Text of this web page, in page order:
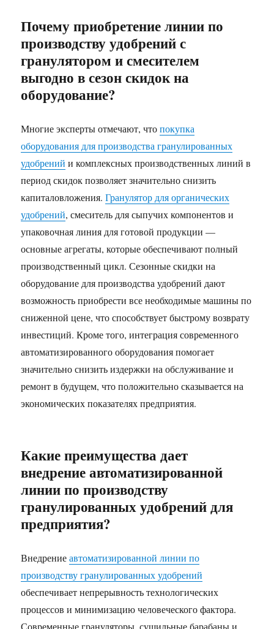
Почему приобретение линии по
производству удобрений с
гранулятором и смесителем
выгодно в сезон скидок на
оборудование?
Многие эксперты отмечают, чтопокупка
оборудования для производства гранулированных
удобрений и комплексных производственных линий в
период скидок позволяет значительно снизить
капиталовложения.Гранулятор для органических
удобрений, смеситель для сыпучих компонентов и
упаковочная линия для готовой продукции —
основные агрегаты, которые обеспечивают полный
производственный цикл. Сезонные скидки на
оборудование для производства удобрений дают
возможность приобрести все необходимые машины по
сниженной цене, что способствует быстрому возврату
инвестиций. Кроме того, интеграция современного
автоматизированного оборудования помогает
значительно снизить издержки на обслуживание и
ремонт в будущем, что положительно сказывается на
экономических показателях предприятия.
Какие преимущества дает
внедрение автоматизированной
линии по производству
гранулированных удобрений для
предприятия?
Внедрениеавтоматизированной линии по
производству гранулированных удобрений
обеспечивает непрерывность технологических
процессов и минимизацию человеческого фактора.
Современные грануляторы, сушильные барабаны и